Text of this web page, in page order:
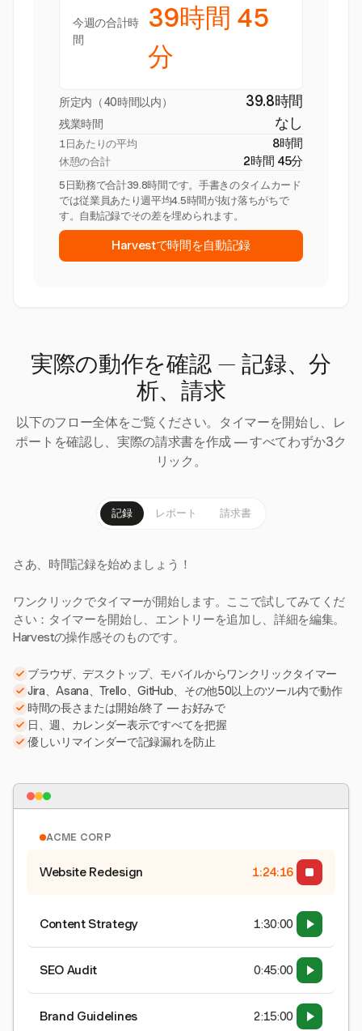
今週の合計時
間
39時間 45
分
所定内（40時間以内） 39.8時間
残業時間 なし
1日あたりの平均 8時間
休憩の合計 2時間 45分
5日勤務で合計39.8時間です。手書きのタイムカード
では従業員あたり週平均4.5時間が抜け落ちがちで
す。自動記録でその差を埋められます。
Harvestで時間を自動記録
実際の動作を確認 — 記録、分
析、請求
以下のフロー全体をご覧ください。タイマーを開始し、レ
ポートを確認し、実際の請求書を作成 — すべてわずか3ク
リック。
記録 レポート 請求書
さあ、時間記録を始めましょう！
ワンクリックでタイマーが開始します。ここで試してみてくだ
さい：タイマーを開始し、エントリーを追加し、詳細を編集。
Harvestの操作感そのものです。
ブラウザ、デスクトップ、モバイルからワンクリックタイマー
Jira、Asana、Trello、GitHub、その他50以上のツール内で動作
時間の長さまたは開始/終了 — お好みで
日、週、カレンダー表示ですべてを把握
優しいリマインダーで記録漏れを防止
ACME CORP
Website Redesign 1:24:16
Content Strategy 1:30:00
SEO Audit 0:45:00
Brand Guidelines 2:15:00